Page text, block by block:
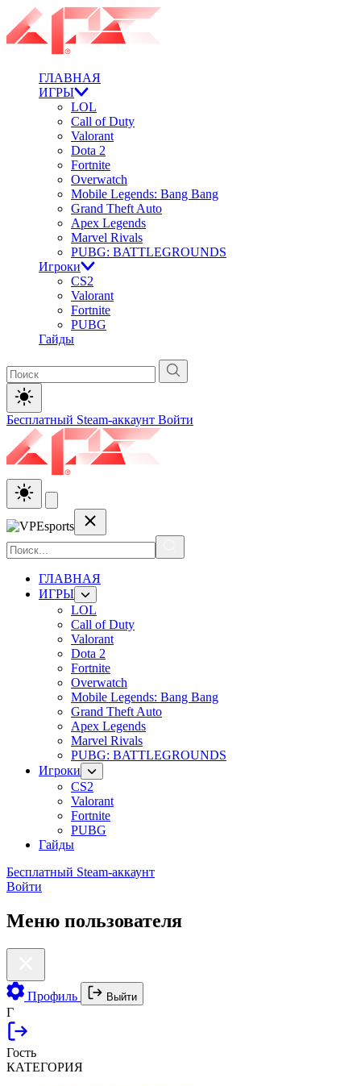
ГЛАВНАЯ
ИГРЫ
LOL
Call of Duty
Valorant
Dota 2
Fortnite
Overwatch
Mobile Legends: Bang Bang
Grand Theft Auto
Apex Legends
Marvel Rivals
PUBG: BATTLEGROUNDS
Игроки
CS2
Valorant
Fortnite
PUBG
Гайды
Бесплатный Steam-аккаунт Войти
ГЛАВНАЯ
ИГРЫ
LOL
Call of Duty
Valorant
Dota 2
Fortnite
Overwatch
Mobile Legends: Bang Bang
Grand Theft Auto
Apex Legends
Marvel Rivals
PUBG: BATTLEGROUNDS
Игроки
CS2
Valorant
Fortnite
PUBG
Гайды
Бесплатный Steam-аккаунт
Войти
Меню пользователя
Профиль Выйти
Г
Гость
КАТЕГОРИЯ